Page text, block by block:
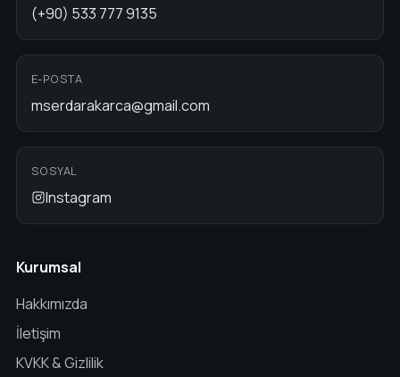
(+90) 533 777 9135
E-POSTA
mserdarakarca@gmail.com
SOSYAL
Instagram
Kurumsal
Hakkımızda
İletişim
KVKK & Gizlilik